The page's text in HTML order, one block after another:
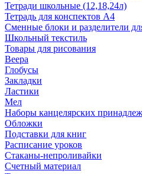
Тетради школьные (12,18,24л)
Тетрадь для конспектов А4
Сменные блоки и разделители
Школьный текстиль
Товары для рисования
Веера
Глобусы
Закладки
Ластики
Мел
Наборы канцелярских
Обложки
Подставки для книг
Расписание уроков
Стаканы-непроливайки
Счетный материал